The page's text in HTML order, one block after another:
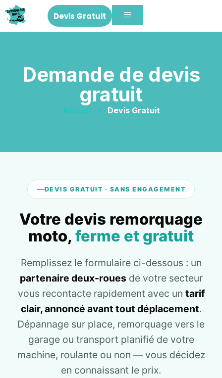
Devis Gratuit
Demande de devis
gratuit
Accueil » Devis Gratuit
DEVIS GRATUIT · SANS ENGAGEMENT
Votre devis remorquage
moto, ferme et gratuit
Remplissez le formulaire ci-dessous : un
partenaire deux-rouesde votre secteur
vous recontacte rapidement avec un tarif
clair, annoncé avant tout déplacement.
Dépannage sur place, remorquage vers le
garage ou transport planifié de votre
machine, roulante ou non — vous décidez
en connaissant le prix.